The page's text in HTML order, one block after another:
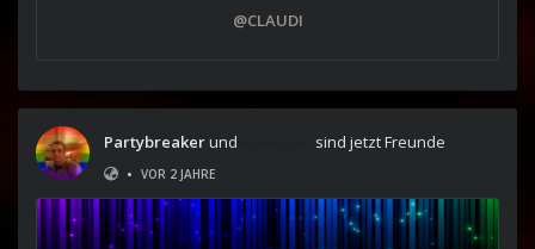
@CLAUDI
Partybreakerund
sind jetzt Freunde
• VOR 2 JAHRE